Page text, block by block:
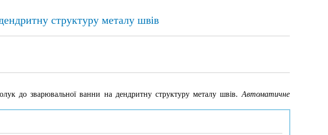
структуру металу швів
до зварювальної ванни на дендритну структуру металу швів.Автоматичне